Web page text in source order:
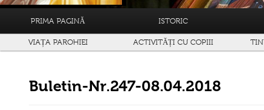
PRIMA PAGINĂ ISTORIC
VIAȚA PAROHIEI ACTIVITĂȚI CU COPIII
Buletin-Nr.247-08.04.2018